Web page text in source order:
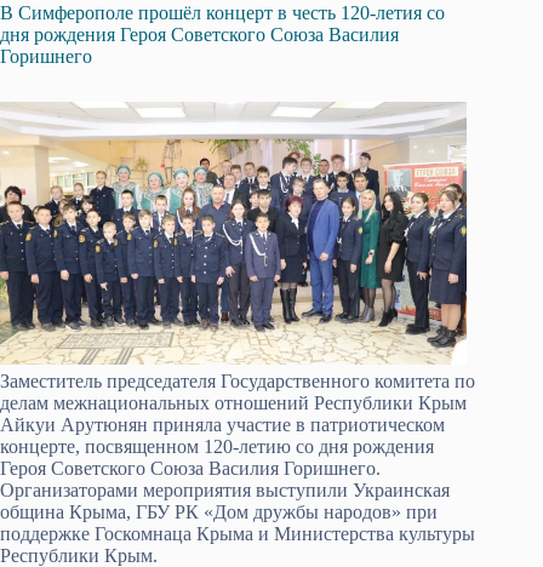
В Симферополе прошёл концерт в честь 120-летия со
дня рождения Героя Советского Союза Василия
Горишнего
Заместитель председателя Государственного комитета по
делам межнациональных отношений Республики Крым
Айкуи Арутюнян приняла участие в патриотическом
концерте, посвященном 120-летию со дня рождения
Героя Советского Союза Василия Горишнего.
Организаторами мероприятия выступили Украинская
община Крыма, ГБУ РК «Дом дружбы народов» при
поддержке Госкомнаца Крыма и Министерства культуры
Республики Крым.